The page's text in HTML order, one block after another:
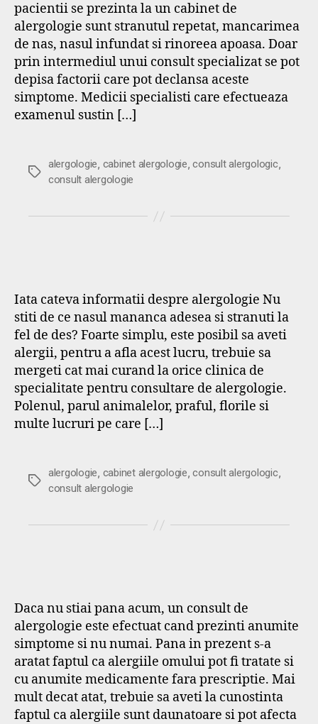
pacientii se prezinta la un cabinet de
alergologie sunt stranutul repetat, mancarimea
de nas, nasul infundat si rinoreea apoasa. Doar
prin intermediul unui consult specializat se pot
depisa factorii care pot declansa aceste
simptome. Medicii specialisti care efectueaza
examenul sustin […]
Etichete
alergologie, cabinet alergologie,consult alergologic,
consult alergologie
Iata cateva informatii despre alergologie Nu
stiti de ce nasul mananca adesea si stranuti la
fel de des? Foarte simplu, este posibil sa aveti
alergii, pentru a afla acest lucru, trebuie sa
mergeti cat mai curand la orice clinica de
specialitate pentru consultare de alergologie.
Polenul, parul animalelor, praful, florile si
multe lucruri pe care […]
Etichete
alergologie, cabinet alergologie,consult alergologic,
consult alergologie
Daca nu stiai pana acum, un consult de
alergologie este efectuat cand prezinti anumite
simptome si nu numai. Pana in prezent s-a
aratat faptul ca alergiile omului pot fi tratate si
cu anumite medicamente fara prescriptie. Mai
mult decat atat, trebuie sa aveti la cunostinta
faptul ca alergiile sunt daunatoare si pot afecta